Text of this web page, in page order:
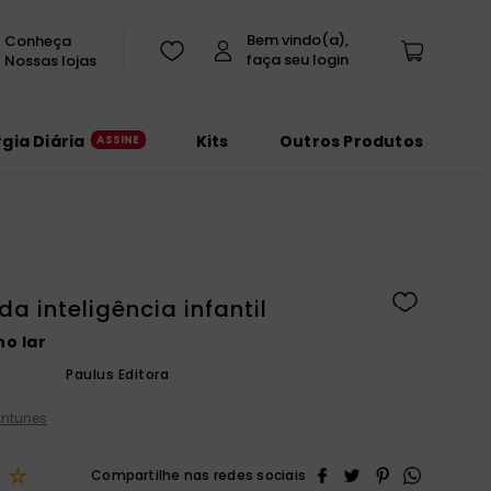
Conheça
Nossas lojas
Diária Kits Outros Produtos
inteligência infantil
lar
Paulus Editora
☆